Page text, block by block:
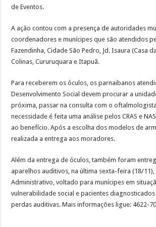
de Eventos.
A ação contou com a presença de autoridades
coordenadores e munícipes que são atendidos
Fazendinha, Cidade São Pedro, Jd. Isaura (Casa
Colinas, Cururuquara e Itapuã.
Para receberem os óculos, os parnaibanos
Desenvolvimento Social devem procurar a
próxima, passar na consulta com o
necessidade é feita uma análise pelos CRAS e
ao benefício. Após a escolha dos modelos de
realizada a entrega aos moradores.
Além da entrega de óculos, também foram
aparelhos auditivos, na última sexta-feira (18/11),
Administrativo, voltado para munícipes em
vulnerabilidade social e pacientes
perdas auditivas. Mais informações ligue: 4622-